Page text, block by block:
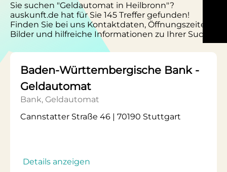
Sie suchen "Geldautomat in Heilbronn"?
auskunft.de hat für Sie 145 Treffer gefunden!
Finden Sie bei uns Kontaktdaten, Öffnungszeiten,
Bilder und hilfreiche Informationen zu Ihrer Suche.
Baden-Württembergische Bank -
Geldautomat
Bank, Geldautomat
Cannstatter Straße 46 | 70190 Stuttgart
Details anzeigen